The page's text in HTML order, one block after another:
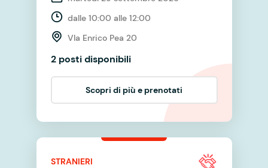
dalle 10:00 alle 12:00
VIa Enrico Pea 20
2 posti disponibili
Scopri di più e prenotati
STRANIERI